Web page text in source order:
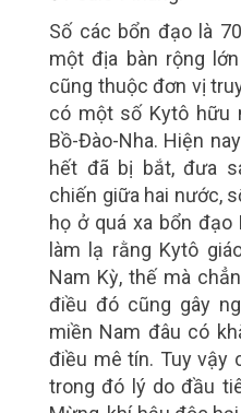
Số các bổn đạo là
một địa bàn rộng
cũng thuộc đơn vị
có một số Kytô hữu
Bồ-Đào-Nha. Hiện
hết đã bị bắt, đưa
chiến giữa hai nước,
họ ở quá xa bổn đạo
làm lạ rằng Kytô
Nam Kỳ, thế mà
điều đó cũng gây
miền Nam đâu có
điều mê tín. Tuy vậy
trong đó lý do đầu